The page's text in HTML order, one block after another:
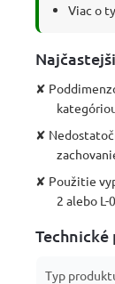
Viac o
✘
✘
✘ Použitie
2 alebo L-
Typ